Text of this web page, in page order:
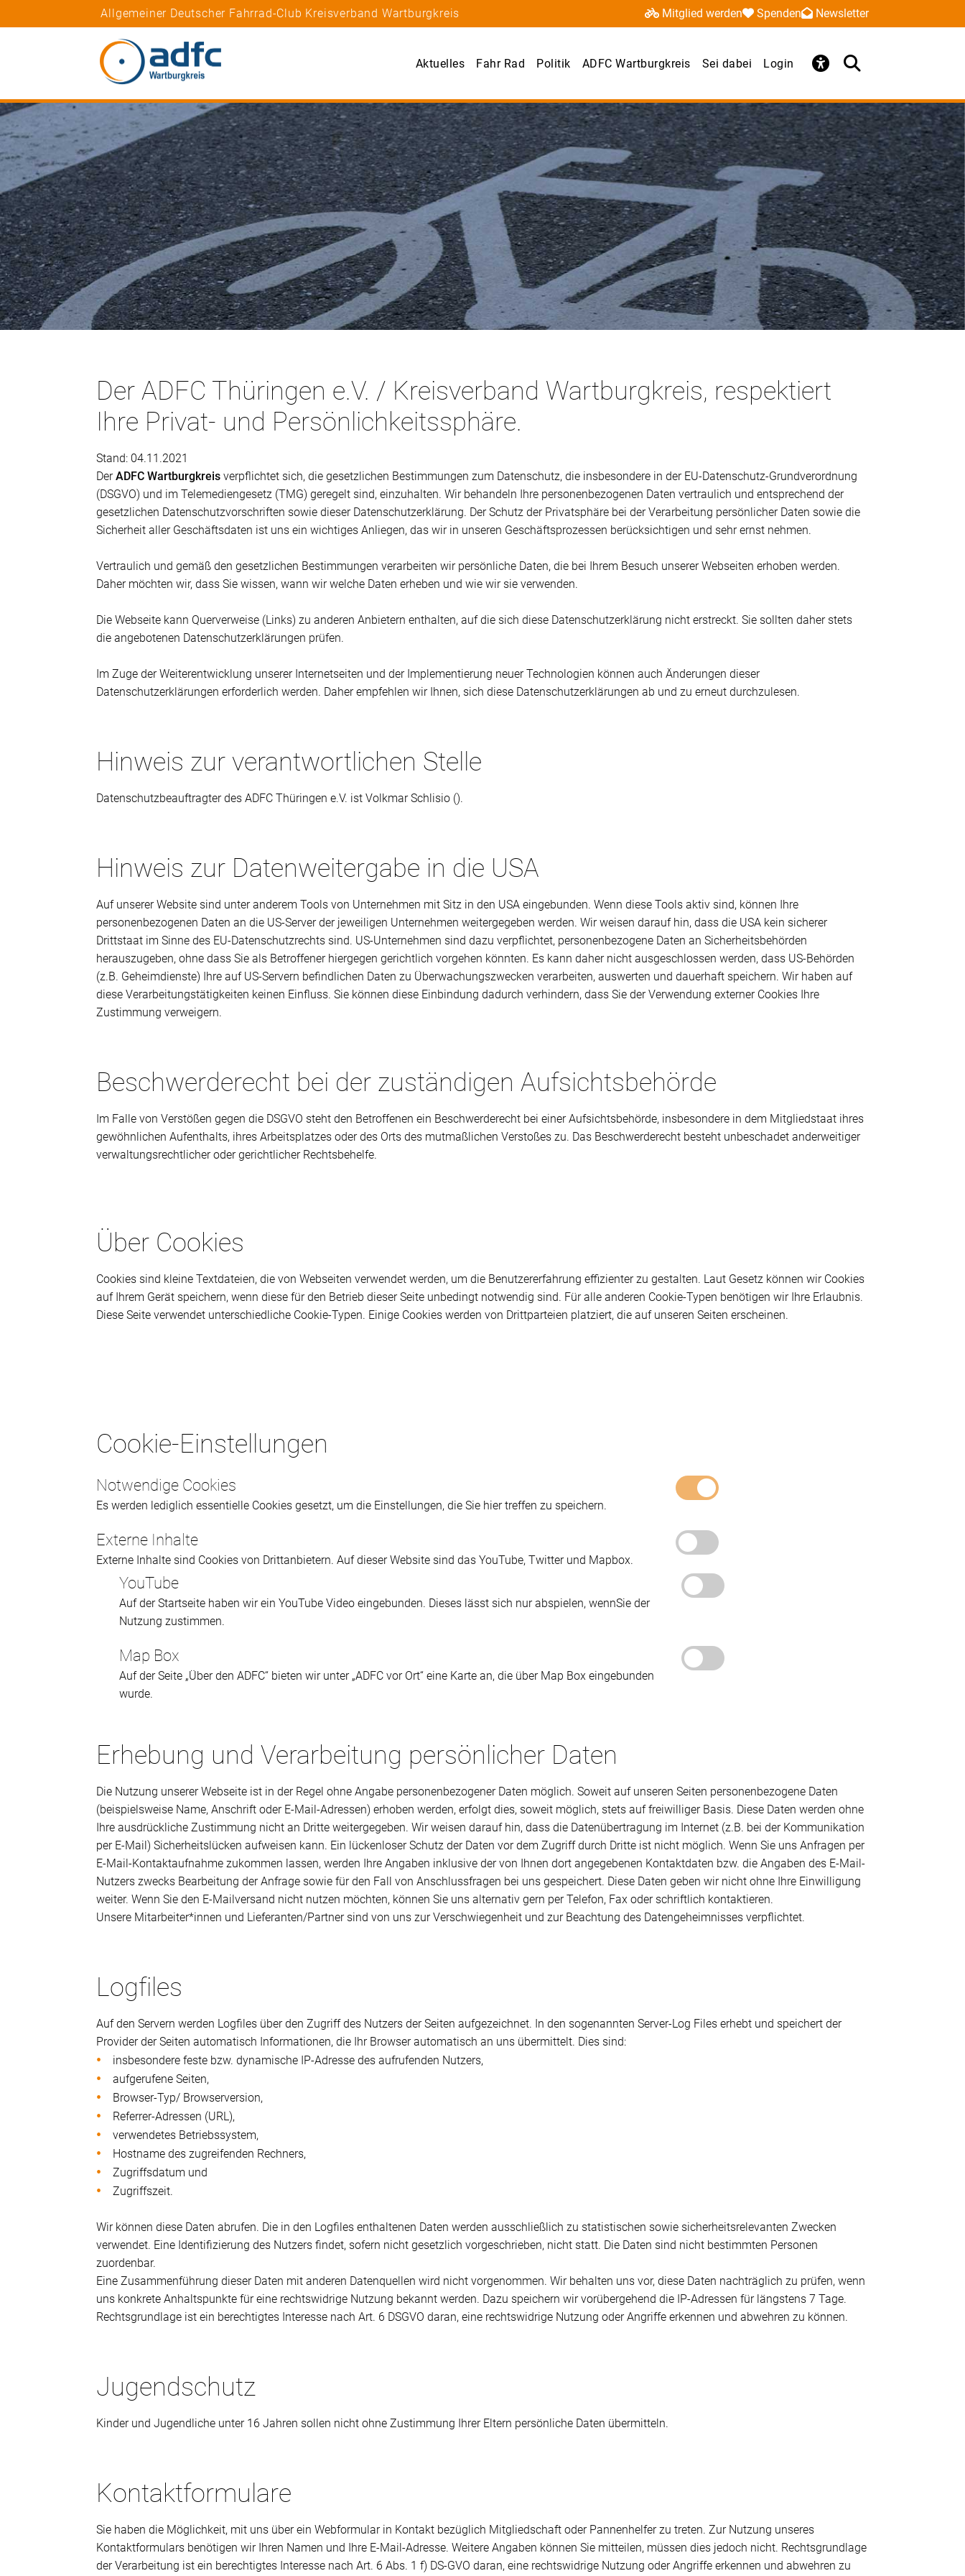
Allgemeiner Deutscher Fahrrad-Club Kreisverband Wartburgkreis Mitglied werden Spenden Newsletter
Aktuelles Fahr Rad Politik ADFC Wartburgkreis Sei dabei Login
Der ADFC Thüringen e.V. / Kreisverband Wartburgkreis, respektiert
Ihre Privat- und Persönlichkeitssphäre.
Stand: 04.11.2021
DerADFC Wartburgkreisverpflichtet sich, die gesetzlichen Bestimmungen zum Datenschutz, die insbesondere in der EU-Datenschutz-Grundverordnung
(DSGVO) und im Telemediengesetz (TMG) geregelt sind, einzuhalten. Wir behandeln Ihre personenbezogenen Daten vertraulich und entsprechend der
gesetzlichen Datenschutzvorschriften sowie dieser Datenschutzerklärung. Der Schutz der Privatsphäre bei der Verarbeitung persönlicher Daten sowie die
Sicherheit aller Geschäftsdaten ist uns ein wichtiges Anliegen, das wir in unseren Geschäftsprozessen berücksichtigen und sehr ernst nehmen.
Vertraulich und gemäß den gesetzlichen Bestimmungen verarbeiten wir persönliche Daten, die bei Ihrem Besuch unserer Webseiten erhoben werden.
Daher möchten wir, dass Sie wissen, wann wir welche Daten erheben und wie wir sie verwenden.
Die Webseite kann Querverweise (Links) zu anderen Anbietern enthalten, auf die sich diese Datenschutzerklärung nicht erstreckt. Sie sollten daher stets
die angebotenen Datenschutzerklärungen prüfen.
Im Zuge der Weiterentwicklung unserer Internetseiten und der Implementierung neuer Technologien können auch Änderungen dieser
Datenschutzerklärungen erforderlich werden. Daher empfehlen wir Ihnen, sich diese Datenschutzerklärungen ab und zu erneut durchzulesen.
Hinweis zur verantwortlichen Stelle
Datenschutzbeauftragter des ADFC Thüringen e.V. ist Volkmar Schlisio ().
Hinweis zur Datenweitergabe in die USA
Auf unserer Website sind unter anderem Tools von Unternehmen mit Sitz in den USA eingebunden. Wenn diese Tools aktiv sind, können Ihre
personenbezogenen Daten an die US-Server der jeweiligen Unternehmen weitergegeben werden. Wir weisen darauf hin, dass die USA kein sicherer
Drittstaat im Sinne des EU-Datenschutzrechts sind. US-Unternehmen sind dazu verpflichtet, personenbezogene Daten an Sicherheitsbehörden
herauszugeben, ohne dass Sie als Betroffener hiergegen gerichtlich vorgehen könnten. Es kann daher nicht ausgeschlossen werden, dass US-Behörden
(z.B. Geheimdienste) Ihre auf US-Servern befindlichen Daten zu Überwachungszwecken verarbeiten, auswerten und dauerhaft speichern. Wir haben auf
diese Verarbeitungstätigkeiten keinen Einfluss. Sie können diese Einbindung dadurch verhindern, dass Sie der Verwendung externer Cookies Ihre
Zustimmung verweigern.
Beschwerderecht bei der zuständigen Aufsichtsbehörde
Im Falle von Verstößen gegen die DSGVO steht den Betroffenen ein Beschwerderecht bei einer Aufsichtsbehörde, insbesondere in dem Mitgliedstaat ihres
gewöhnlichen Aufenthalts, ihres Arbeitsplatzes oder des Orts des mutmaßlichen Verstoßes zu. Das Beschwerderecht besteht unbeschadet anderweitiger
verwaltungsrechtlicher oder gerichtlicher Rechtsbehelfe.
Über Cookies
Cookies sind kleine Textdateien, die von Webseiten verwendet werden, um die Benutzererfahrung effizienter zu gestalten. Laut Gesetz können wir Cookies
auf Ihrem Gerät speichern, wenn diese für den Betrieb dieser Seite unbedingt notwendig sind. Für alle anderen Cookie-Typen benötigen wir Ihre Erlaubnis.
Diese Seite verwendet unterschiedliche Cookie-Typen. Einige Cookies werden von Drittparteien platziert, die auf unseren Seiten erscheinen.
Cookie-Einstellungen
Notwendige Cookies
Es werden lediglich essentielle Cookies gesetzt, um die Einstellungen, die Sie hier treffen zu speichern.
Externe Inhalte
Externe Inhalte sind Cookies von Drittanbietern. Auf dieser Website sind das YouTube, Twitter und Mapbox.
YouTube
Auf der Startseite haben wir ein YouTube Video eingebunden. Dieses lässt sich nur abspielen, wennSie der
Nutzung zustimmen.
Map Box
Auf der Seite „Über den ADFC“ bieten wir unter „ADFC vor Ort“ eine Karte an, die über Map Box eingebunden
wurde.
Erhebung und Verarbeitung persönlicher Daten
Die Nutzung unserer Webseite ist in der Regel ohne Angabe personenbezogener Daten möglich. Soweit auf unseren Seiten personenbezogene Daten
(beispielsweise Name, Anschrift oder E-Mail-Adressen) erhoben werden, erfolgt dies, soweit möglich, stets auf freiwilliger Basis. Diese Daten werden ohne
Ihre ausdrückliche Zustimmung nicht an Dritte weitergegeben. Wir weisen darauf hin, dass die Datenübertragung im Internet (z.B. bei der Kommunikation
per E-Mail) Sicherheitslücken aufweisen kann. Ein lückenloser Schutz der Daten vor dem Zugriff durch Dritte ist nicht möglich. Wenn Sie uns Anfragen per
E-Mail-Kontaktaufnahme zukommen lassen, werden Ihre Angaben inklusive der von Ihnen dort angegebenen Kontaktdaten bzw. die Angaben des E-Mail-
Nutzers zwecks Bearbeitung der Anfrage sowie für den Fall von Anschlussfragen bei uns gespeichert. Diese Daten geben wir nicht ohne Ihre Einwilligung
weiter. Wenn Sie den E-Mailversand nicht nutzen möchten, können Sie uns alternativ gern per Telefon, Fax oder schriftlich kontaktieren.
Unsere Mitarbeiter*innen und Lieferanten/Partner sind von uns zur Verschwiegenheit und zur Beachtung des Datengeheimnisses verpflichtet.
Logfiles
Auf den Servern werden Logfiles über den Zugriff des Nutzers der Seiten aufgezeichnet. In den sogenannten Server-Log Files erhebt und speichert der
Provider der Seiten automatisch Informationen, die Ihr Browser automatisch an uns übermittelt. Dies sind:
insbesondere feste bzw. dynamische IP-Adresse des aufrufenden Nutzers,
aufgerufene Seiten,
Browser-Typ/ Browserversion,
Referrer-Adressen (URL),
verwendetes Betriebssystem,
Hostname des zugreifenden Rechners,
Zugriffsdatum und
Zugriffszeit.
Wir können diese Daten abrufen. Die in den Logfiles enthaltenen Daten werden ausschließlich zu statistischen sowie sicherheitsrelevanten Zwecken
verwendet. Eine Identifizierung des Nutzers findet, sofern nicht gesetzlich vorgeschrieben, nicht statt. Die Daten sind nicht bestimmten Personen
zuordenbar.
Eine Zusammenführung dieser Daten mit anderen Datenquellen wird nicht vorgenommen. Wir behalten uns vor, diese Daten nachträglich zu prüfen, wenn
uns konkrete Anhaltspunkte für eine rechtswidrige Nutzung bekannt werden. Dazu speichern wir vorübergehend die IP-Adressen für längstens 7 Tage.
Rechtsgrundlage ist ein berechtigtes Interesse nach Art. 6 DSGVO daran, eine rechtswidrige Nutzung oder Angriffe erkennen und abwehren zu können.
Jugendschutz
Kinder und Jugendliche unter 16 Jahren sollen nicht ohne Zustimmung Ihrer Eltern persönliche Daten übermitteln.
Kontaktformulare
Sie haben die Möglichkeit, mit uns über ein Webformular in Kontakt bezüglich Mitgliedschaft oder Pannenhelfer zu treten. Zur Nutzung unseres
Kontaktformulars benötigen wir Ihren Namen und Ihre E-Mail-Adresse. Weitere Angaben können Sie mitteilen, müssen dies jedoch nicht. Rechtsgrundlage
der Verarbeitung ist ein berechtigtes Interesse nach Art. 6 Abs. 1 f) DS-GVO daran, eine rechtswidrige Nutzung oder Angriffe erkennen und abwehren zu